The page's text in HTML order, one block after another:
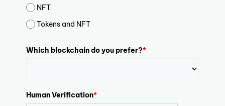
NFT
Tokens and NFT
Which blockchain do you prefer?*
Human Verification*